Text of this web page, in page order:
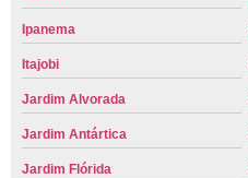
Ipanema
Itajobi
Jardim Alvorada
Jardim Antártica
Jardim Flórida